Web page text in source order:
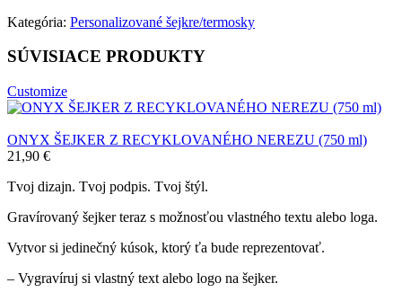
Kategória: Personalizované šejkre/termosky
SÚVISIACE PRODUKTY
Customize
ONYX ŠEJKER Z RECYKLOVANÉHO NEREZU (750 ml)
21,90 €
Tvoj dizajn. Tvoj podpis. Tvoj štýl.
Gravírovaný šejker teraz s možnosťou vlastného textu alebo loga.
Vytvor si jedinečný kúsok, ktorý ťa bude reprezentovať.
– Vygravíruj si vlastný text alebo logo na šejker.